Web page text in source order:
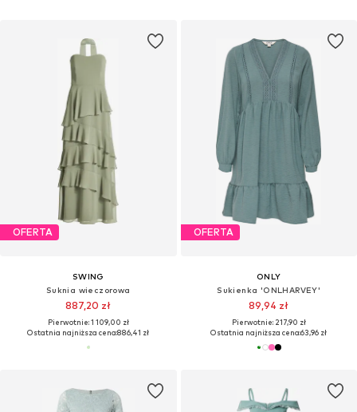
OFERTA
SWING
Suknia wieczorowa
887,20 zł
Pierwotnie: 1 109,00 zł
Ostatnia najniższa cena:886,41 zł
OFERTA
ONLY
Sukienka 'ONLHARVEY'
89,94 zł
Pierwotnie: 217,90 zł
Ostatnia najniższa cena:63,96 zł